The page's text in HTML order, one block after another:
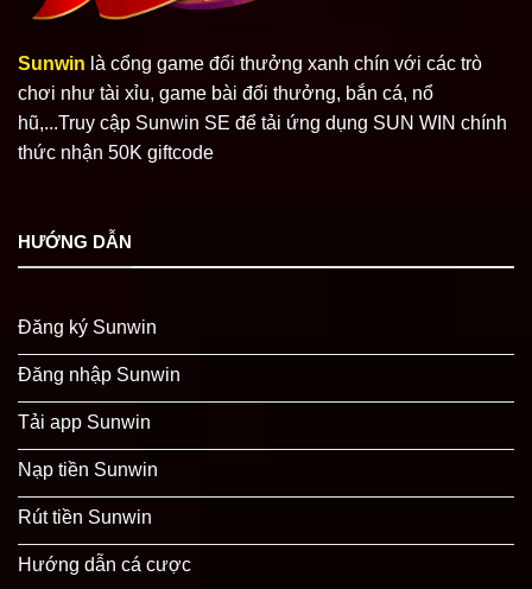
Sunwin là cổng game đổi thưởng xanh chín với các trò
chơi như tài xỉu, game bài đổi thưởng, bắn cá, nổ
hũ,...Truy cập Sunwin SE để tải ứng dụng SUN WIN chính
thức nhận 50K giftcode
HƯỚNG DẪN
Đăng ký Sunwin
Đăng nhập Sunwin
Tải app Sunwin
Nạp tiền Sunwin
Rút tiền Sunwin
Hướng dẫn cá cược